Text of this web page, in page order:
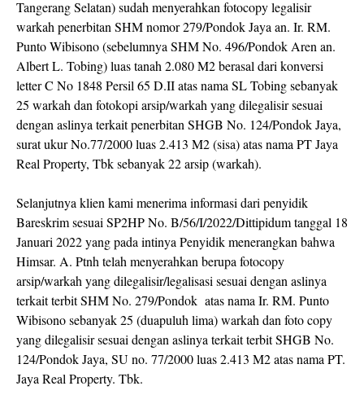
Tangerang Selatan) sudah menyerahkan fotocopy legalisir
warkah penerbitan SHM nomor 279/Pondok Jaya an. Ir. RM.
Punto Wibisono (sebelumnya SHM No. 496/Pondok Aren an.
Albert L. Tobing) luas tanah 2.080 M2 berasal dari konversi
letter C No 1848 Persil 65 D.II atas nama SL Tobing sebanyak
25 warkah dan fotokopi arsip/warkah yang dilegalisir sesuai
dengan aslinya terkait penerbitan SHGB No. 124/Pondok Jaya,
surat ukur No.77/2000 luas 2.413 M2 (sisa) atas nama PT Jaya
Real Property, Tbk sebanyak 22 arsip (warkah).
Selanjutnya klien kami menerima informasi dari penyidik
Bareskrim sesuai SP2HP No. B/56/I/2022/Dittipidum tanggal 18
Januari 2022 yang pada intinya Penyidik menerangkan bahwa
Himsar. A. Ptnh telah menyerahkan berupa fotocopy
arsip/warkah yang dilegalisir/legalisasi sesuai dengan aslinya
terkait terbit SHM No. 279/Pondok atas nama Ir. RM. Punto
Wibisono sebanyak 25 (duapuluh lima) warkah dan foto copy
yang dilegalisir sesuai dengan aslinya terkait terbit SHGB No.
124/Pondok Jaya, SU no. 77/2000 luas 2.413 M2 atas nama PT.
Jaya Real Property. Tbk.